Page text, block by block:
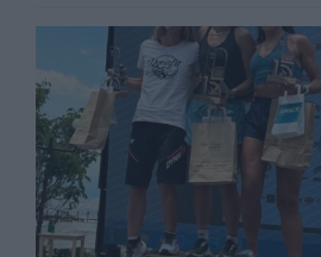
c
e
b
o
o
k
st
o
d
o
n
ai
l
ρ
α
σ
τε
ίτ
ε